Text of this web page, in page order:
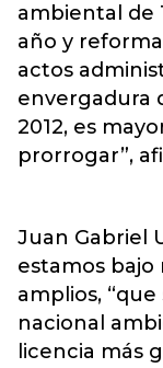
ambiental de
año y
actos
envergadura
2012, es
prorrogar”,
Juan Gabriel
estamos
amplios,
nacional
licencia más